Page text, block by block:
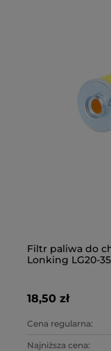
Filtr paliwa do
Lonking LG20-
18,50 zł
Cena regularna:
Najniższa cena: